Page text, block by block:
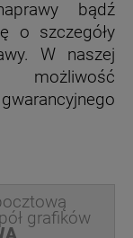
bądź
o szczegóły
W naszej
grafików